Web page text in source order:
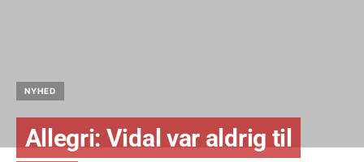
NYHED
Allegri: Vidal var aldrig til